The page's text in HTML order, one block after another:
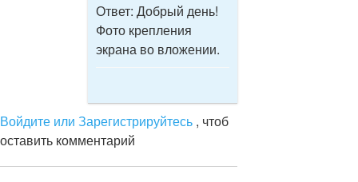
Ответ: Добрый день!
Фото крепления
экрана во вложении.
Войдите или Зарегистрируйтесь , чтоб
оставить комментарий